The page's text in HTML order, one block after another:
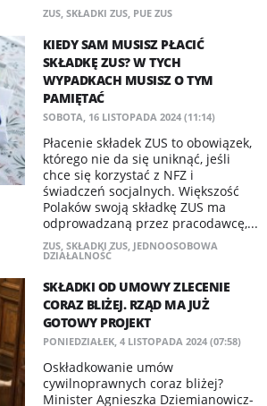
ZUS, SKŁADKI ZUS, PUE ZUS
KIEDY SAM MUSISZ PŁACIĆ
SKŁADKĘ ZUS? W TYCH
WYPADKACH MUSISZ O TYM
PAMIĘTAĆ
SOBOTA, 16 LISTOPADA 2024 (11:14)
Płacenie składek ZUS to obowiązek,
którego nie da się uniknąć, jeśli
chce się korzystać z NFZ i
świadczeń socjalnych. Większość
Polaków swoją składkę ZUS ma
odprowadzaną przez pracodawcę,...
ZUS, SKŁADKI ZUS, JEDNOOSOBOWA
DZIAŁALNOŚĆ
SKŁADKI OD UMOWY ZLECENIE
CORAZ BLIŻEJ. RZĄD MA JUŻ
GOTOWY PROJEKT
PONIEDZIAŁEK, 4 LISTOPADA 2024 (07:58)
Oskładkowanie umów
cywilnoprawnych coraz bliżej?
Minister Agnieszka Dziemianowicz-